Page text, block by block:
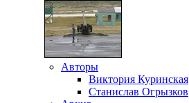
Авторы
Виктория Куринская
Станислав Огрызков